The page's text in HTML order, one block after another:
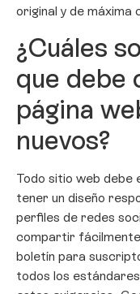
original y de máxima
¿Cuáles
que debe
página
nuevos?
Todo sitio web
tener un diseño
perfiles de redes
compartir
boletín para
todos los